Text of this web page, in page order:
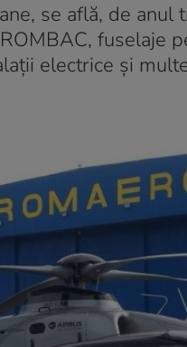
se află, de anul
fuselaje
electrice și